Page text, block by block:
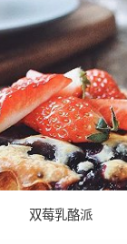
双莓乳酪派